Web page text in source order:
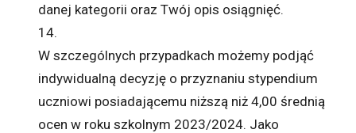
danej kategorii oraz Twój opis osiągnięć.
14.
W szczególnych przypadkach możemy podjąć
indywidualną decyzję o przyznaniu stypendium
uczniowi posiadającemu niższą niż 4,00 średnią
ocen w roku szkolnym 2023/2024. Jako